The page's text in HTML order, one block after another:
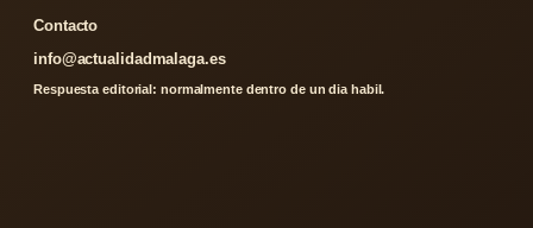
Contacto
info@actualidadmalaga.es
Respuesta editorial: normalmente dentro de un dia habil.